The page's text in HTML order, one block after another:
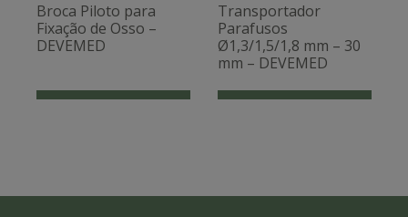
Broca Piloto para
Fixação de Osso –
DEVEMED
Transportador
Parafusos
Ø1,3/1,5/1,8 mm – 30
mm – DEVEMED